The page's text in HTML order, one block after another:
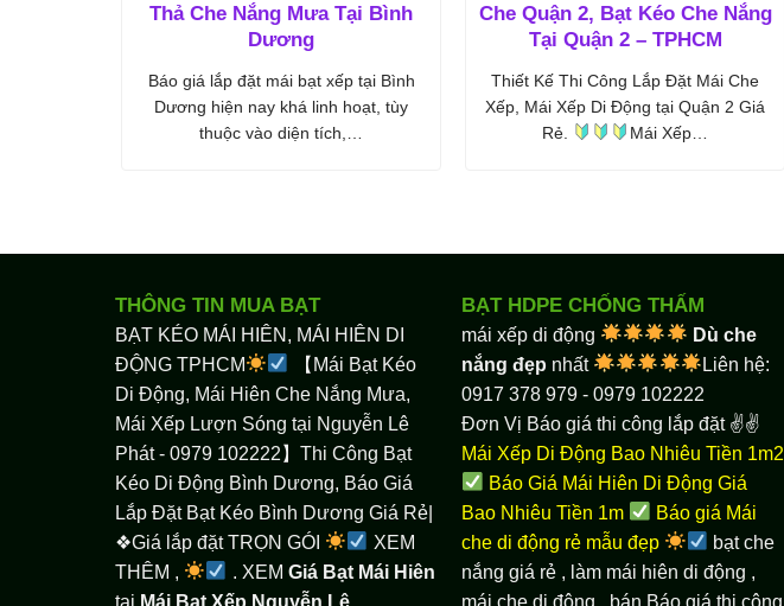
Thả Che Nắng Mưa Tại Bình
Dương
Báo giá lắp đặt mái bạt xếp tại Bình
Dương hiện nay khá linh hoạt, tùy
thuộc vào diện tích,…
Che Quận 2, Bạt Kéo Che Nắng
Tại Quận 2 – TPHCM
Thiết Kế Thi Công Lắp Đặt Mái Che
Xếp, Mái Xếp Di Động tại Quận 2 Giá
Rẻ.
Mái Xếp…
THÔNG TIN MUA BẠT
BẠT KÉO MÁI HIÊN, MÁI HIÊN DI
ĐỘNG TPHCM
【Mái Bạt Kéo
Di Động, Mái Hiên Che Nắng Mưa,
Mái Xếp Lượn Sóng tại Nguyễn Lê
Phát - 0979 102222】Thi Công Bạt
Kéo Di Động Bình Dương, Báo Giá
Lắp Đặt Bạt Kéo Bình Dương Giá Rẻ|
❖Giá lắp đặt TRỌN GÓI
XEM
THÊM ,
. XEM Giá Bạt Mái Hiên
tại Mái Bạt Xếp Nguyễn Lê
BẠT HDPE CHỐNG THẤM
mái xếp di động
Dù che
nắng đẹp nhất
Liên hệ:
0917 378 979 - 0979 102222
Đơn Vị Báo giá thi công lắp đặt ✌✌
Mái Xếp Di Động Bao Nhiêu Tiền 1m2
Báo Giá Mái Hiên Di Động Giá
Bao Nhiêu Tiền 1m
Báo giá Mái
che di động rẻ mẫu đẹp
bạt che
nắng giá rẻ , làm mái hiên di động
mái che di động , bán Báo giá thi công